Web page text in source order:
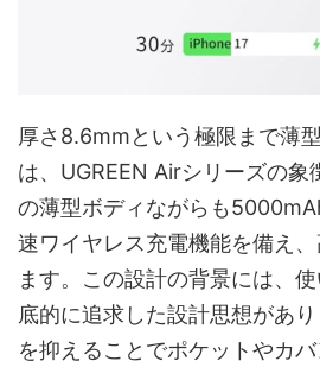
厚さ8.6mmという極限まで薄
は、UGREEN Airシリーズの象
の薄型ボディながらも
速ワイヤレス充電機能を備え
ます。この設計の背景には、
底的に追求した設計思想があ
を抑えることでポケットやカ